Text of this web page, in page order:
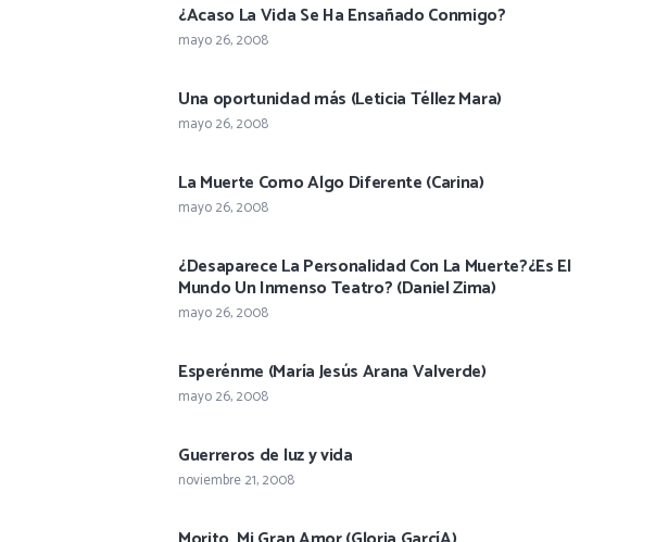
¿Acaso La Vida Se Ha Ensañado Conmigo?
mayo 26, 2008
Una oportunidad más (Leticia Téllez Mara)
mayo 26, 2008
La Muerte Como Algo Diferente (Carina)
mayo 26, 2008
¿Desaparece La Personalidad Con La Muerte?¿Es El
Mundo Un Inmenso Teatro? (Daniel Zima)
mayo 26, 2008
Esperénme (María Jesús Arana Valverde)
mayo 26, 2008
Guerreros de luz y vida
noviembre 21, 2008